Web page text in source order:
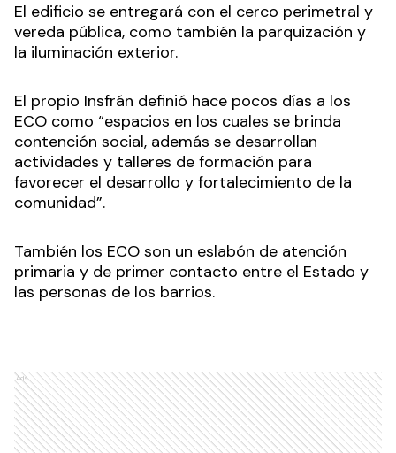
El edificio se entregará con el cerco perimetral y
vereda pública, como también la parquización y
la iluminación exterior.
El propio Insfrán definió hace pocos días a los
ECO como “espacios en los cuales se brinda
contención social, además se desarrollan
actividades y talleres de formación para
favorecer el desarrollo y fortalecimiento de la
comunidad”.
También los ECO son un eslabón de atención
primaria y de primer contacto entre el Estado y
las personas de los barrios.
Ads